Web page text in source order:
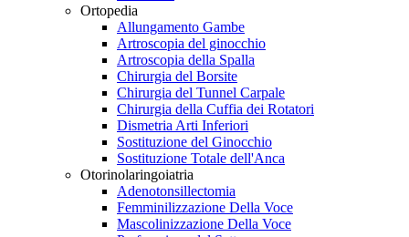
Ortopedia
Allungamento Gambe
Artroscopia del ginocchio
Artroscopia della Spalla
Chirurgia del Borsite
Chirurgia del Tunnel Carpale
Chirurgia della Cuffia dei Rotatori
Dismetria Arti Inferiori
Sostituzione del Ginocchio
Sostituzione Totale dell'Anca
Otorinolaringoiatria
Adenotonsillectomia
Femminilizzazione Della Voce
Mascolinizzazione Della Voce